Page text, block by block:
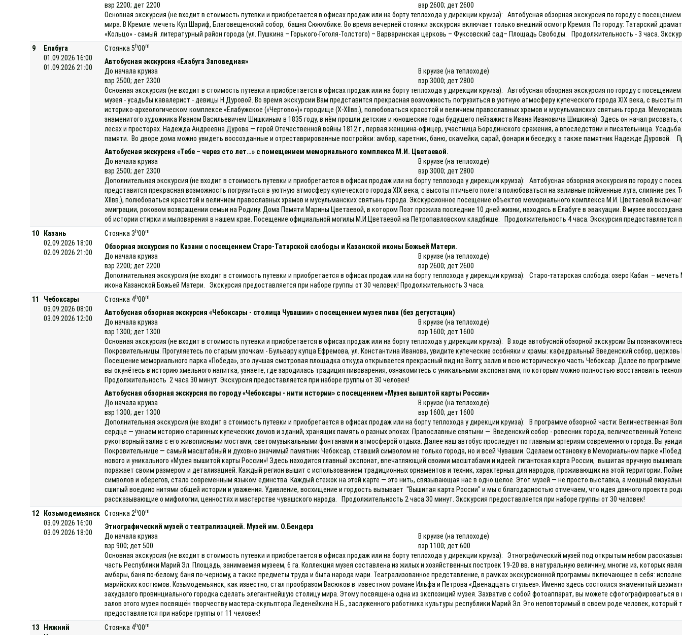
взр 2200; дет 2200
взр 2600; дет 2600
Основная экскурсия (не входит в стоимость путевки и приобретается в офисах продаж или на борту теплохода у дирекции круиза): Автобусная обзорная экскурсия по городу с
мира. В Кремле: мечеть Кул Шариф, Благовещенский собор, башня Сююмбике. Во время вечерней стоянки экскурсия включает только внешний осмотр Кремля. По городу: Татарский
«Кольцо» - самый литературный район города (ул. Пушкина – Горького-Гоголя-Толстого) – Варваринская церковь – Фуксовский сад– Площадь Свободы. Продолжительность - 3 часа.
9
Елабуга
01.09.2026 16:00
01.09.2026 21:00
Стоянка 5 h00m
Автобусная экскурсия «Елабуга Заповедная»
До начала круиза
взр 2500; дет 2300
В круизе (на теплоходе)
взр 3000; дет 2800
Основная экскурсия (не входит в стоимость путевки и приобретается в офисах продаж или на борту теплохода у дирекции круиза): Автобусная обзорная экскурсия по городу с
музея - усадьбы кавалерист - девицы Н.Дуровой. Во время экскурсии Вам представится прекрасная возможность погрузиться в уютную атмосферу купеческого города XIX века, с
историко-археологическом комплексе «Елабужское («Чертово»)» городище (X-XIIвв.), полюбоваться красотой и величием православных храмов и мусульманских святынь города.
знаменитого художника Иваном Васильевичем Шишкиным в 1835 году, в нём прошли детские и юношеские годы будущего пейзажиста Ивана Ивановича Шишкина). Здесь он начал
лесах и просторах. Надежда Андреевна Дурова — герой Отечественной войны 1812 г., первая женщина-офицер, участница Бородинского сражения, а впоследствии и писательница.
памяти. Во дворе дома можно увидеть воссозданные и отреставрированные постройки: амбар, каретник, баню, скамейки, сарай, фонари и беседку, а также памятник Надежде Дуровой.
Автобусная экскурсия «Тебе – через сто лет…» с помещением мемориального комплекса М.И. Цветаевой.
До начала круиза
взр 2500; дет 2300
В круизе (на теплоходе)
взр 3000; дет 2800
Дополнительная экскурсия (не входит в стоимость путевки и приобретается в офисах продаж или на борту теплохода у дирекции круиза): Автобусная обзорная экскурсия по городу с
представится прекрасная возможность погрузиться в уютную атмосферу купеческого города XIX века, с высоты птичьего полета полюбоваться на заливные пойменные луга, слияние
XIIвв.), полюбоваться красотой и величием православных храмов и мусульманских святынь города. Экскурсионное посещение объектов мемориального комплекса М.И. Цветаевой
эмиграции, роковом возвращении семьи на Родину. Дома Памяти Марины Цветаевой, в котором Поэт прожила последние 10 дней жизни, находясь в Елабуге в эвакуации. В музее
об истории стирки и мыловарения в нашем крае. Посещение официальной могилы М.И.Цветаевой на Петропавловском кладбище. Продолжительность 4 часа. Экскурсия предоставляется
10
Казань
02.09.2026 18:00
02.09.2026 21:00
Стоянка 3 h00m
Обзорная экскурсия по Казани с посещением Старо-Татарской слободы и Казанской иконы Божьей Матери.
До начала круиза
взр 2200; дет 2200
В круизе (на теплоходе)
взр 2600; дет 2600
Дополнительная экскурсия (не входит в стоимость путевки и приобретается в офисах продаж или на борту теплохода у дирекции круиза): Старо-татарская слобода: озеро Кабан –
икона Казанской Божьей Матери. Экскурсия предоставляется при наборе группы от 30 человек! Продолжительность 3 часа.
11
Чебоксары
03.09.2026 08:00
03.09.2026 12:00
Стоянка 4h00m
Автобусная обзорная экскурсия «Чебоксары - столица Чувашии» с посещением музея пива (без дегустации)
До начала круиза
взр 1300; дет 1300
В круизе (на теплоходе)
взр 1600; дет 1600
Основная экскурсия (не входит в стоимость путевки и приобретается в офисах продаж или на борту теплохода у дирекции круиза): В ходе автобусной обзорной экскурсии Вы
Покровительницы. Прогуляетесь по старым улочкам - Бульвару купца Ефремова, ул. Константина Иванова, увидите купеческие особняки и храмы: кафедральный Введенский собор,
Посещение мемориального парка «Победа», это лучшая смотровая площадка откуда открывается прекрасный вид на Волгу, залив и всю историческую часть Чебоксар. Далее по
вы окунётесь в историю хмельного напитка, узнаете, где зародилась традиция пивоварения, ознакомитесь с уникальными экспонатами, по которым можно полностью восстановить
Продолжительность 2 часа 30 минут. Экскурсия предоставляется при наборе группы от 30 человек!
Автобусная обзорная экскурсия по городу «Чебоксары - нити истории» с посещением «Музея вышитой карты России»
До начала круиза
взр 1300; дет 1300
В круизе (на теплоходе)
взр 1600; дет 1600
Дополнительная экскурсия (не входит в стоимость путевки и приобретается в офисах продаж или на борту теплохода у дирекции круиза): В программе обзорной части: Величественная
сердце — узнаем историю старинных купеческих домов и зданий, хранящих память о разных эпохах. Православные святыни — Введенский собор - ровесник города, величественный
рукотворный залив с его живописными мостами, светомузыкальными фонтанами и атмосферой отдыха. Далее наш автобус проследует по главным артериям современного города. Вы
Покровительнице — самый масштабный и духовно значимый памятник Чебоксар, ставший символом не только города, но и всей Чувашии. Сделаем остановку в Мемориальном парке
нового и уникального «Музея вышитой карты России»! Здесь находится главный экспонат, впечатляющий своими масштабами и идеей: гигантская карта России, вышитая вручную
поражает своим размером и детализацией. Каждый регион вышит с использованием традиционных орнаментов и техник, характерных для народов, проживающих на этой территории.
символов и оберегов, стало современным языком единства. Каждый стежок на этой карте — это нить, связывающая нас в одно целое. Этот музей — не просто выставка, а мощный
сшитый воедино нитями общей истории и уважения. Удивление, восхищение и гордость вызывает "Вышитая карта России" и мы с благодарностью отмечаем, что идея данного проекта
рассказывающие о мифологии, ценностях и мастерстве чувашского народа. Продолжительность 2 часа 30 минут. Экскурсия предоставляется при наборе группы от 30 человек!
12
Козьмодемьянск
03.09.2026 16:00
03.09.2026 18:00
Стоянка 2 h00m
Этнографический музей с театрализацией. Музей им. О.Бендера
До начала круиза
взр 900; дет 500
В круизе (на теплоходе)
взр 1100; дет 600
Основная экскурсия (не входит в стоимость путевки и приобретается в офисах продаж или на борту теплохода у дирекции круиза): Этнографический музей под открытым небом
часть Республики Марий Эл. Площадь, занимаемая музеем, 6 га. Коллекция музея составлена из жилых и хозяйственных построек 19-20 вв. в натуральную величину, многие из, которых
амбары, баня по-белому, баня по-черному, а также предметы труда и быта народа мари. Театрализованное представление, в рамках экскурсионной программы включающее в себя:
марийских костюмов. Козьмодемьянск, как известно, стал прообразом Васюков в известном романе Ильфа и Петрова «Двенадцать стульев». Именно здесь состоялся знаменитый
захудалого провинциального городка сделать элегантнейшую столицу мира. Этому посвящена одна из экспозиций музея. Захватив с собой фотоаппарат, вы можете
залов этого музея посвящён творчеству мастера-скульптора Леденейкина Н.Б., заслуженного работника культуры республики Марий Эл. Это неповторимый в своем роде человек,
предоставляется при наборе группы от 11 человек!
13
Нижний
Стоянка 4h00m